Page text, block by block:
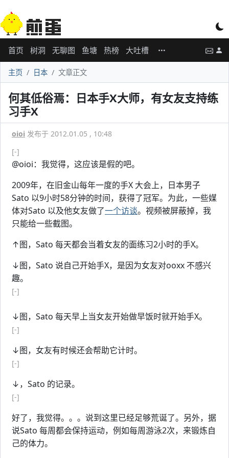
首页 树洞 无聊图 鱼塘 热榜 大吐槽
主页 日本 文章正文
何其低俗焉：日本手X大师，有女友支持练
习手X
oioi 发布于 2012.01.05 , 10:48
[-]
@oioi：我觉得，这应该是假的吧。
2009年，在旧金山每年一度的手X 大会上，日本男子
Sato 以9小时58分钟的时间，获得了冠军。为此，一些媒
体对Sato 以及他女友做了一个访谈。视频被屏蔽掉，我
只能给一些截图。
↑图，Sato 每天都会当着女友的面练习2小时的手X。
↓图，Sato 说自己开始手X，是因为女友对ooxx 不感兴
趣。
[-]
↓图，Sato 每天早上当女友开始做早饭时就开始手X。
[-]
↓图，女友有时候还会帮助它计时。
[-]
↓，Sato 的记录。
[-]
好了，我觉得。。。说到这里已经足够荒诞了。另外，据
说Sato 每周都会保持运动，例如每周游泳2次，来锻炼自
己的体力。